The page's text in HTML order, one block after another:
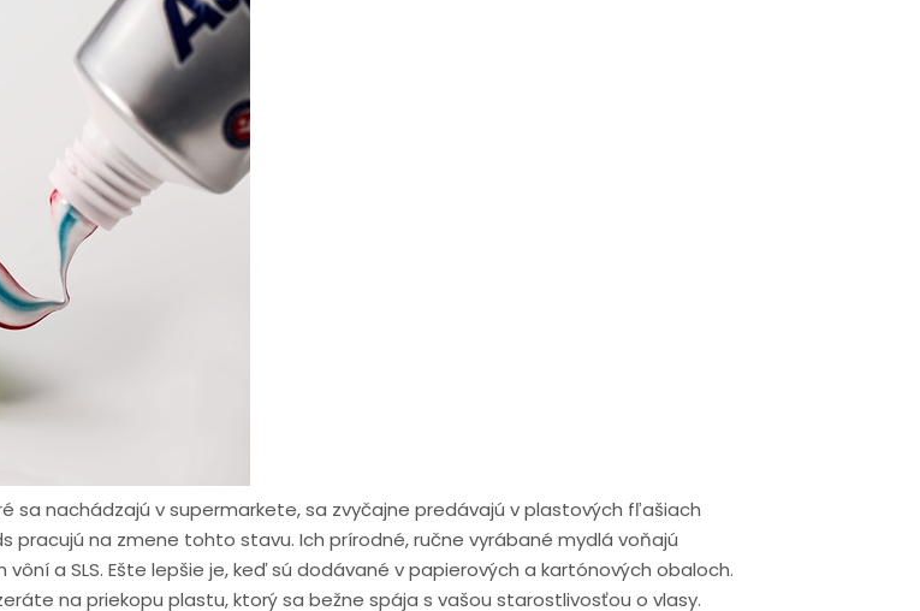
sa nachádzajú v supermarkete, sa zvyčajne predávajú v plastových fľašiach
pracujú na zmene tohto stavu. Ich prírodné, ručne vyrábané mydlá voňajú
a SLS. Ešte lepšie je, keď sú dodávané v papierových a kartónových obaloch.
na priekopu plastu, ktorý sa bežne spája s vašou starostlivosťou o vlasy.